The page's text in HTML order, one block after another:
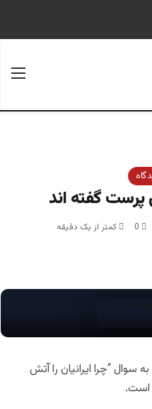
پرست گفته اند
0 کمتر از یک دقیقه
سوال “چرا ایرانیان را آتش
است.